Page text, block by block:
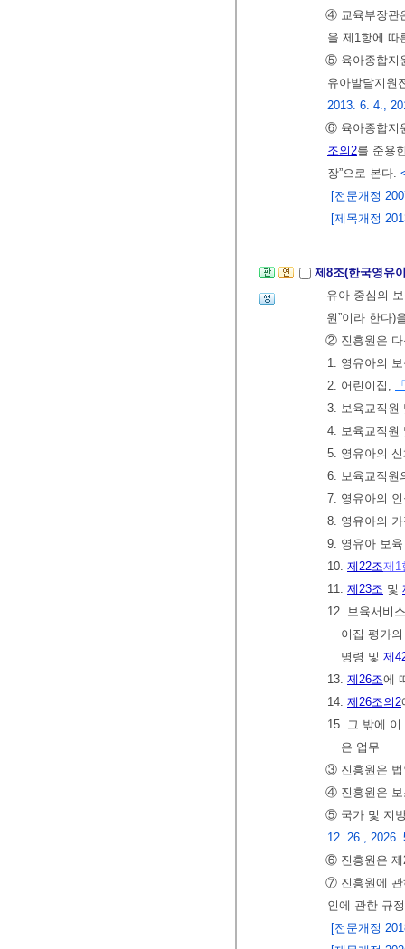
④ 교육부장관
을 제1항에 따
⑤ 육아종합지
유아발달지원
2013. 6. 4.,
⑥ 육아종합지
조의2를 준용
장”으로 본다.
[전문개정
[제목개정
제8조(한국영유
유아 중심의
원”이라 한다)
② 진흥원은 다
1. 영유아의
2. 어린이집,
3. 보육교직원
4. 보육교직원
5. 영유아의
6. 보육교직원
7. 영유아의
8. 영유아의
9. 영유아 보
10. 제22조제1
11. 제23조 및
12. 보육서비
이집 평가
명령 및 제
13. 제26조에
14. 제26조의2
15. 그 밖에
은 업무
③ 진흥원은 법
④ 진흥원은 보
⑤ 국가 및 지
12. 26., 2026.
⑥ 진흥원은 제
⑦ 진흥원에
인에 관한 규
[전문개정